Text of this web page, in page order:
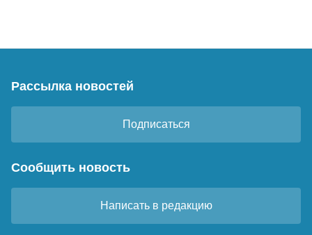
Рассылка новостей
Подписаться
Сообщить новость
Написать в редакцию